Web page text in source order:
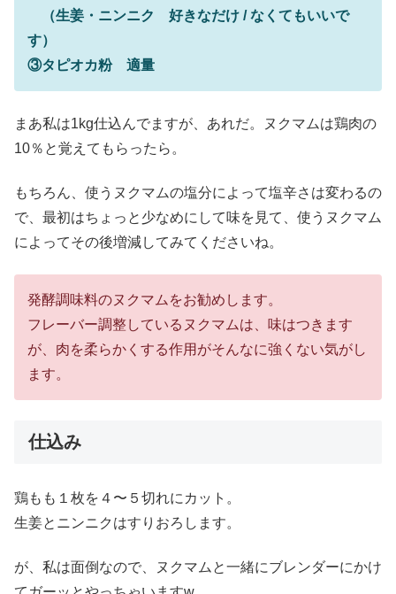
（生姜・ニンニク 好きなだけ / なくてもいいで
す）
③タピオカ粉 適量
まあ私は1kg仕込んでますが、あれだ。ヌクマムは鶏肉の
10％と覚えてもらったら。
もちろん、使うヌクマムの塩分によって塩辛さは変わるの
で、最初はちょっと少なめにして味を見て、使うヌクマム
によってその後増減してみてくださいね。
発酵調味料のヌクマムをお勧めします。
フレーバー調整しているヌクマムは、味はつきます
が、肉を柔らかくする作用がそんなに強くない気がし
ます。
仕込み
鶏もも１枚を４〜５切れにカット。
生姜とニンニクはすりおろします。
が、私は面倒なので、ヌクマムと一緒にブレンダーにかけ